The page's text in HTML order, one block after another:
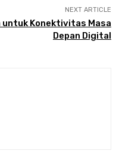
NEXT ARTICLE
untuk Konektivitas Masa
Depan Digital